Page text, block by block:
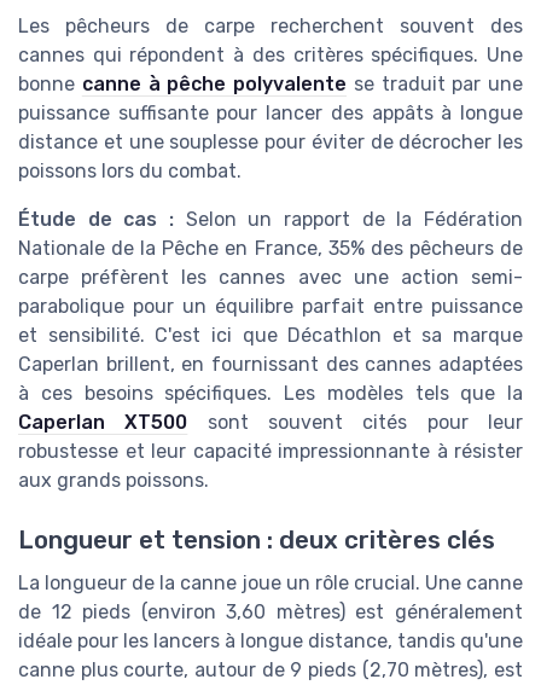
Les pêcheurs de carpe recherchent souvent des
cannes qui répondent à des critères spécifiques. Une
bonne canne à pêche polyvalente se traduit par une
puissance suffisante pour lancer des appâts à longue
distance et une souplesse pour éviter de décrocher les
poissons lors du combat.
Étude de cas : Selon un rapport de la Fédération
Nationale de la Pêche en France, 35% des pêcheurs de
carpe préfèrent les cannes avec une action semi-
parabolique pour un équilibre parfait entre puissance
et sensibilité. C'est ici que Décathlon et sa marque
Caperlan brillent, en fournissant des cannes adaptées
à ces besoins spécifiques. Les modèles tels que la
Caperlan XT500 sont souvent cités pour leur
robustesse et leur capacité impressionnante à résister
aux grands poissons.
Longueur et tension : deux critères clés
La longueur de la canne joue un rôle crucial. Une canne
de 12 pieds (environ 3,60 mètres) est généralement
idéale pour les lancers à longue distance, tandis qu'une
canne plus courte, autour de 9 pieds (2,70 mètres), est